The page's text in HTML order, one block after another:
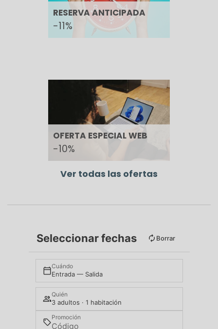
RESERVA ANTICIPADA
-11%
OFERTA ESPECIAL WEB
-10%
Ver todas las ofertas
Seleccionar fechas Borrar
Cuándo
Entrada — Salida
Quién
3 adultos · 1 habitación
Promoción